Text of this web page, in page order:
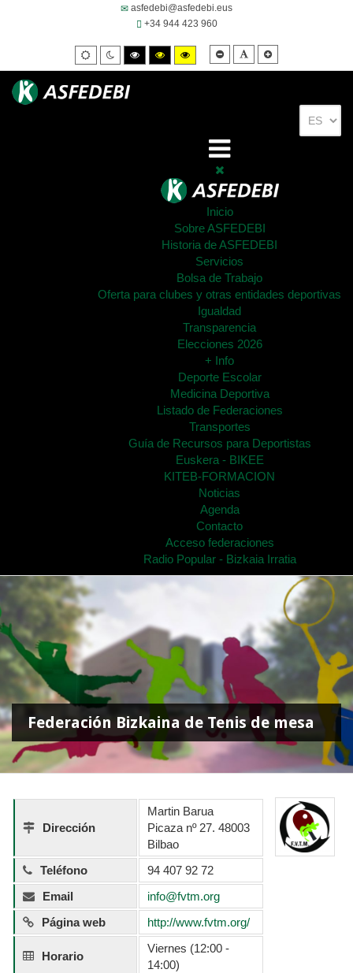
asfedebi@asfedebi.eus
+34 944 423 960
Default
mode
Night
mode
High
contrast
black/white
High
contrast
black/yellow
High
contrast
yellow/black
Smaller
font
Default
font
Inicio
Sobre ASFEDEBI
Historia de ASFEDEBI
Servicios
Bolsa de Trabajo
Oferta para clubes y otras entidades deportivas
Igualdad
Transparencia
Elecciones 2026
+ Info
Deporte Escolar
Medicina Deportiva
Listado de Federaciones
Transportes
Guía de Recursos para Deportistas
Euskera - BIKEE
KITEB-FORMACION
Noticias
Agenda
Contacto
Acceso federaciones
Radio Popular - Bizkaia Irratia
Federación Bizkaina de Tenis de mesa
Dirección
Martin Barua
Picaza nº 27. 48003
Bilbao
Teléfono
94 407 92 72
Email
info@fvtm.org
Página web
http://www.fvtm.org/
Horario
Viernes (12:00 -
14:00)